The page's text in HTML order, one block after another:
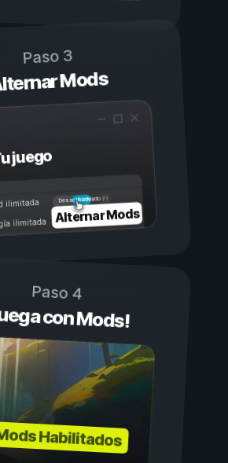
Paso 3
Mods
juego
Activado
Desactivado
ilimitada
ilimitada Alternar Mods
Paso 4
con Mods!
Habilitados